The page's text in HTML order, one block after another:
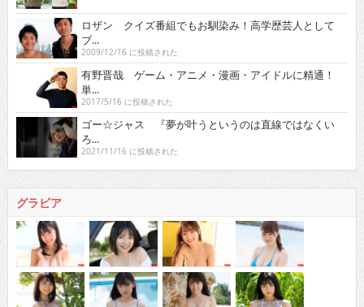
ロザン クイズ番組でもお馴染み！高学歴芸人として
ブ...
2009/12/16 に投稿された
有野晋哉 ゲーム・アニメ・漫画・アイドルに精通！
単...
2017/5/16 に投稿された
ゴー☆ジャス 『夢が叶うというのは直線ではなくい
ろ...
2021/11/16 に投稿された
グラビア